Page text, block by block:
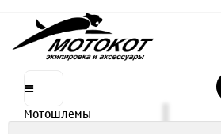
Мотошлемы